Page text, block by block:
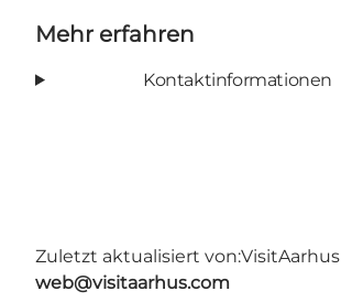
Mehr erfahren
Kontaktinformationen
Zuletzt aktualisiert von:VisitAarhus
web@visitaarhus.com